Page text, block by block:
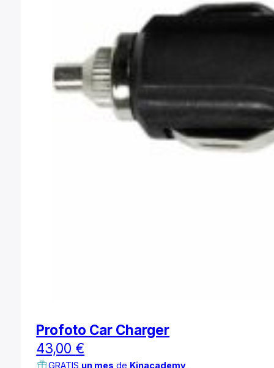
Profoto Car Charger
43,00 €
GRATIS un mes de Kinacademy